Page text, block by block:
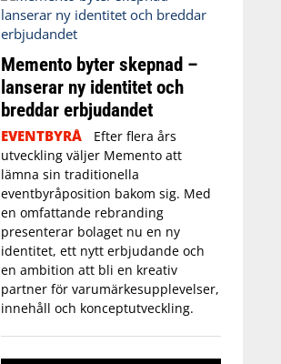
Memento byter skepnad –
lanserar ny identitet och
breddar erbjudandet
EVENTBYRÅ
Efter flera års
utveckling väljer Memento att
lämna sin traditionella
eventbyråposition bakom sig. Med
en omfattande rebranding
presenterar bolaget nu en ny
identitet, ett nytt erbjudande och
en ambition att bli en kreativ
partner för varumärkesupplevelser,
innehåll och konceptutveckling.